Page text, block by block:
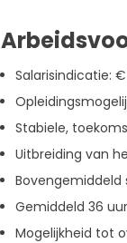
Salarisindicatie:
Stabiele,
Uitbreiding van
Bovengemiddeld
Gemiddeld 36
Mogelijkheid tot